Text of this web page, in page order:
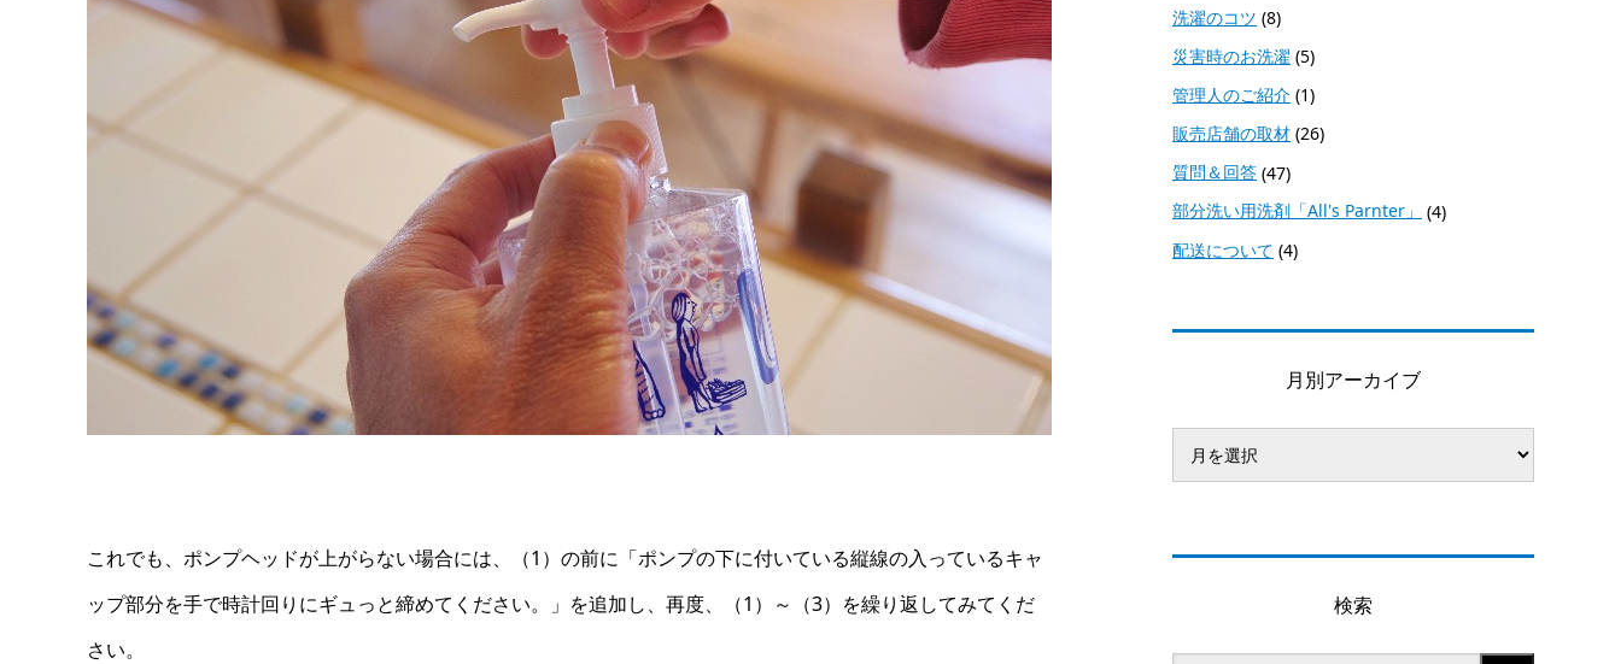
これでも、ポンプヘッドが上がらない場合には、（1）の前に「ポンプの下に付いている縦線の入っているキャ
ップ部分を手で時計回りにギュっと締めてください。」を追加し、再度、（1）～（3）を繰り返してみてくだ
さい。
洗濯のコツ (8)
災害時のお洗濯 (5)
管理人のご紹介 (1)
販売店舗の取材 (26)
質問＆回答 (47)
部分洗い用洗剤「All's Parnter」
(4)
配送について (4)
月別アーカイブ
検索